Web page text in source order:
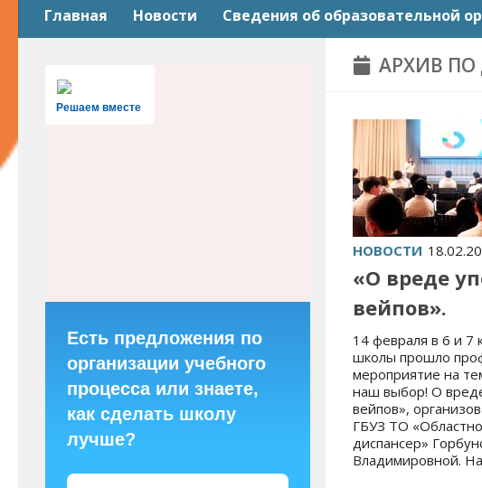
Главная Новости Сведения об образовательной
АРХИВ
НОВОСТИ
«О вреде
вейпов».
14 февраля в 6 и 7
школы прошло
мероприятие на
наш выбор! О
вейпов»,
ГБУЗ ТО
диспансер»
Владимировной.
Решаем вместе
Есть предложения по
организации учебного
процесса или знаете,
как сделать школу
лучше?